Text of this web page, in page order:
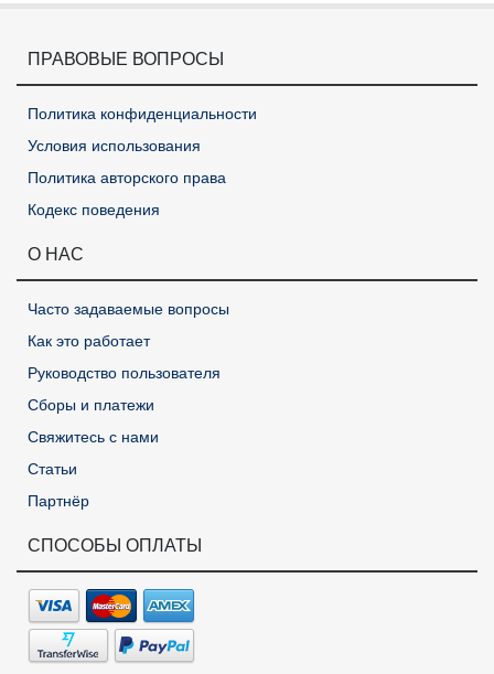
ПРАВОВЫЕ ВОПРОСЫ
Политика конфиденциальности
Условия использования
Политика авторского права
Кодекс поведения
О НАС
Часто задаваемые вопросы
Как это работает
Руководство пользователя
Сборы и платежи
Свяжитесь с нами
Статьи
Партнёр
СПОСОБЫ ОПЛАТЫ